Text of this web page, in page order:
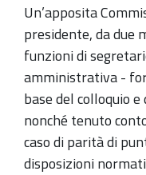
Un’apposita
presidente, da due
funzioni di
amministrativa -
base del colloquio
nonché tenuto
caso di parità di
disposizioni